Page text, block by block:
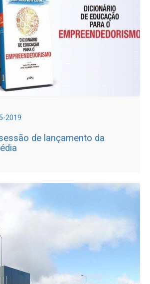
2019
de lançamento da